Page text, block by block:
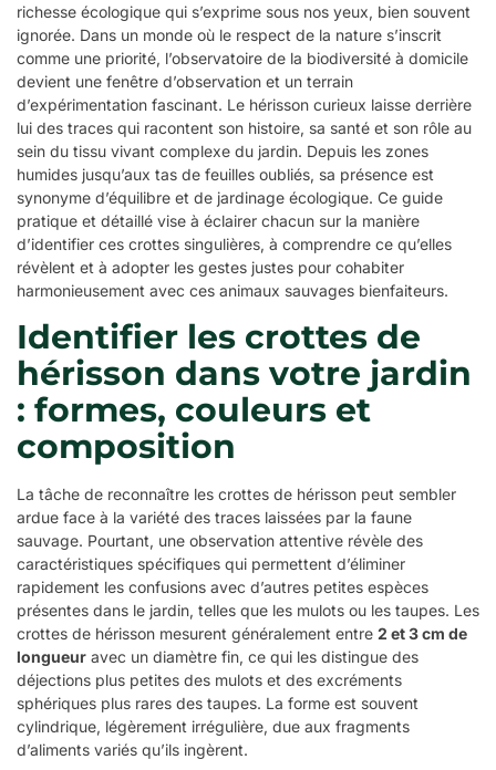
richesse écologique qui s’exprime sous nos yeux, bien souvent
ignorée. Dans un monde où le respect de la nature s’inscrit
comme une priorité, l’observatoire de la biodiversité à domicile
devient une fenêtre d’observation et un terrain
d’expérimentation fascinant. Le hérisson curieux laisse derrière
lui des traces qui racontent son histoire, sa santé et son rôle au
sein du tissu vivant complexe du jardin. Depuis les zones
humides jusqu’aux tas de feuilles oubliés, sa présence est
synonyme d’équilibre et de jardinage écologique. Ce guide
pratique et détaillé vise à éclairer chacun sur la manière
d’identifier ces crottes singulières, à comprendre ce qu’elles
révèlent et à adopter les gestes justes pour cohabiter
harmonieusement avec ces animaux sauvages bienfaiteurs.
Identifier les crottes de
hérisson dans votre jardin
: formes, couleurs et
composition
La tâche de reconnaître les crottes de hérisson peut sembler
ardue face à la variété des traces laissées par la faune
sauvage. Pourtant, une observation attentive révèle des
caractéristiques spécifiques qui permettent d’éliminer
rapidement les confusions avec d’autres petites espèces
présentes dans le jardin, telles que les mulots ou les taupes. Les
crottes de hérisson mesurent généralement entre 2 et 3 cm de
longueur avec un diamètre fin, ce qui les distingue des
déjections plus petites des mulots et des excréments
sphériques plus rares des taupes. La forme est souvent
cylindrique, légèrement irrégulière, due aux fragments
d’aliments variés qu’ils ingèrent.